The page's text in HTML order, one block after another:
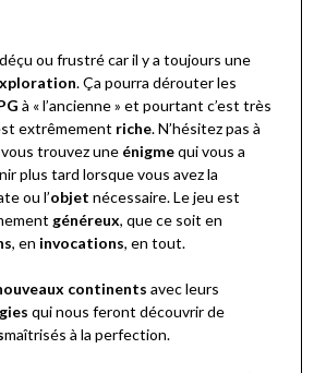
ou frustré car il y a toujours une
. Ça pourra dérouter les
à « l’ancienne » et pourtant c’est très
extrêmement riche. N’hésitez pas à
trouvez une énigmequi vous a
plus tard lorsque vous avez la
ou l’objet nécessaire. Le jeu est
généreux, que ce soit en
, en invocations, en tout.
continents avec leurs
qui nous feront découvrir de
maîtrisés à la perfection.